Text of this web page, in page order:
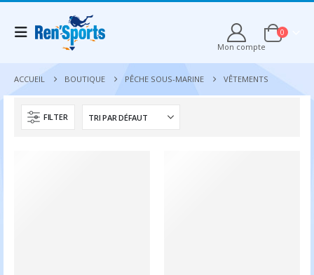
Mon compte
0
ACCUEIL BOUTIQUE PÊCHE SOUS-MARINE VÊTEMENTS
FILTER